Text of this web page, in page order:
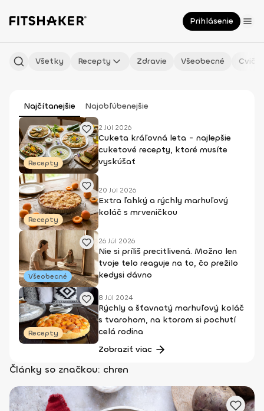
Prihlásenie
Všetky Recepty Zdravie Všeobecné
Najčítanejšie Najobľúbenejšie
Recepty
2 Júl 2026
Cuketa kráľovná leta - najlepšie
cuketové recepty, ktoré musíte
vyskúšať
Recepty
20 Júl 2026
Extra ľahký a rýchly marhuľový
koláč s mrveničkou
Všeobecné
26 Júl 2026
Nie si príliš precitlivená. Možno len
tvoje telo reaguje na to, čo prežilo
kedysi dávno
Recepty
8 Júl 2024
Rýchly a šťavnatý marhuľový koláč
s tvarohom, na ktorom si pochutí
celá rodina
Zobraziť viac
Články so značkou: chren